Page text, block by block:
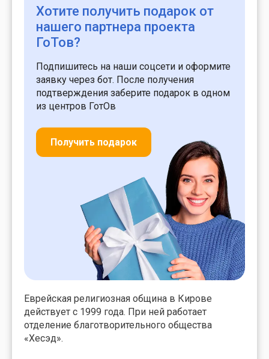
Хотите получить подарок от
нашего партнера проекта
ГоТов?
Подпишитесь на наши соцсети и оформите
заявку через бот. После получения
подтверждения заберите подарок в одном
из центров ГотОв
Получить подарок
Еврейская религиозная община в Кирове
действует с 1999 года. При ней работает
отделение благотворительного общества
«Хесэд».